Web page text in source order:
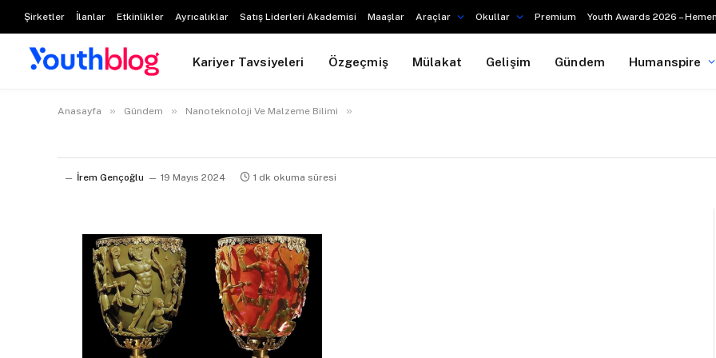
Şirketler İlanlar Etkinlikler Ayrıcalıklar Satış Liderleri Akademisi Maaşlar Araçlar Okullar Premium Youth Awards 2026 –
Kariyer Tavsiyeleri Özgeçmiş Mülakat Gelişim Gündem Humanspire
Anasayfa » Gündem » Nanoteknoloji Ve Malzeme Bilimi »
İrem Gençoğlu 19 Mayıs 2024 1 dk okuma süresi